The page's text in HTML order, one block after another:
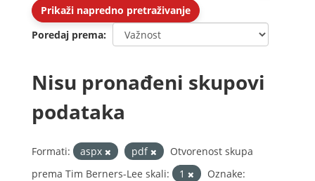
Prikaži napredno pretraživanje
Poredaj prema
Nisu pronađeni skupovi
podataka
Formati: aspx pdf
Otvorenost skupa
prema Tim Berners-Lee skali:
1
Oznake: